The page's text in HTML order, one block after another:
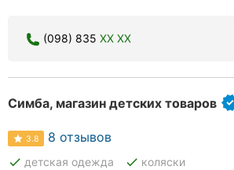
(098) 835 XX XX
Симба, магазин детских товаров
3.8 8 отзывов
done детская одежда done коляски